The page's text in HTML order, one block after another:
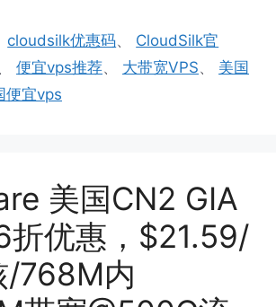
cloudsilk优惠码、 CloudSilk官
便宜vps推荐、 大带宽VPS、 美国
便宜vps
美国CN2 GIA
折优惠，$21.59/
/768M内